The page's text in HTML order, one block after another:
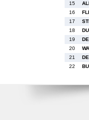
15
16
17
18
19
20
21
22